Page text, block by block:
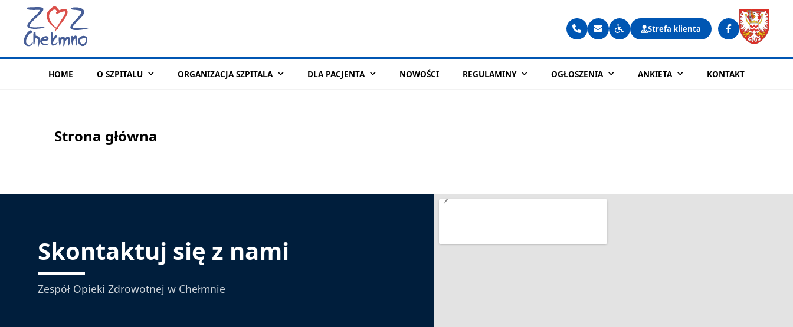
Strefa klienta
HOME O SZPITALU ORGANIZACJA SZPITALA DLA PACJENTA NOWOŚCI REGULAMINY OGŁOSZENIA ANKIETA KONTAKT
Strona główna
Skontaktuj się z nami
Zespół Opieki Zdrowotnej w Chełmnie